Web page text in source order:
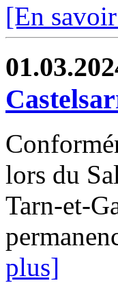
[En
lors du
Tarn-et-
plus]